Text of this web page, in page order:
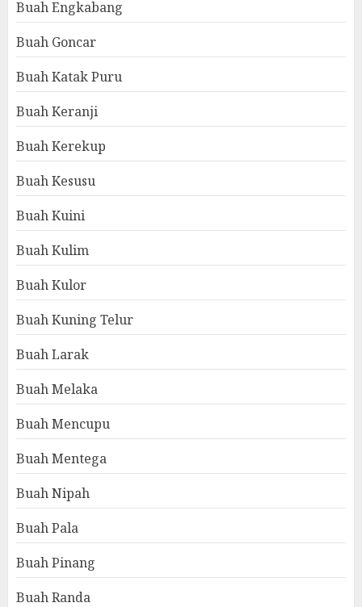
Buah Engkabang
Buah Goncar
Buah Katak Puru
Buah Keranji
Buah Kerekup
Buah Kesusu
Buah Kuini
Buah Kulim
Buah Kulor
Buah Kuning Telur
Buah Larak
Buah Melaka
Buah Mencupu
Buah Mentega
Buah Nipah
Buah Pala
Buah Pinang
Buah Randa